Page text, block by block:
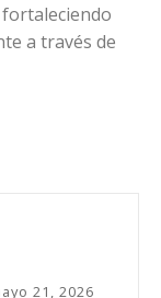
a través de
21, 2026